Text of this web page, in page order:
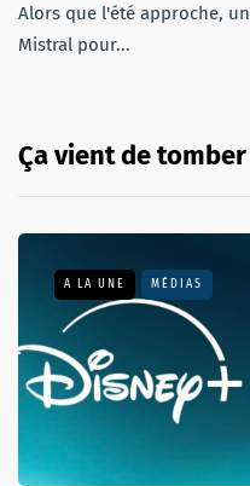
Alors que l'été approche,
Mistral pour...
Ça vient de tomber
A LA UNE MÉDIAS